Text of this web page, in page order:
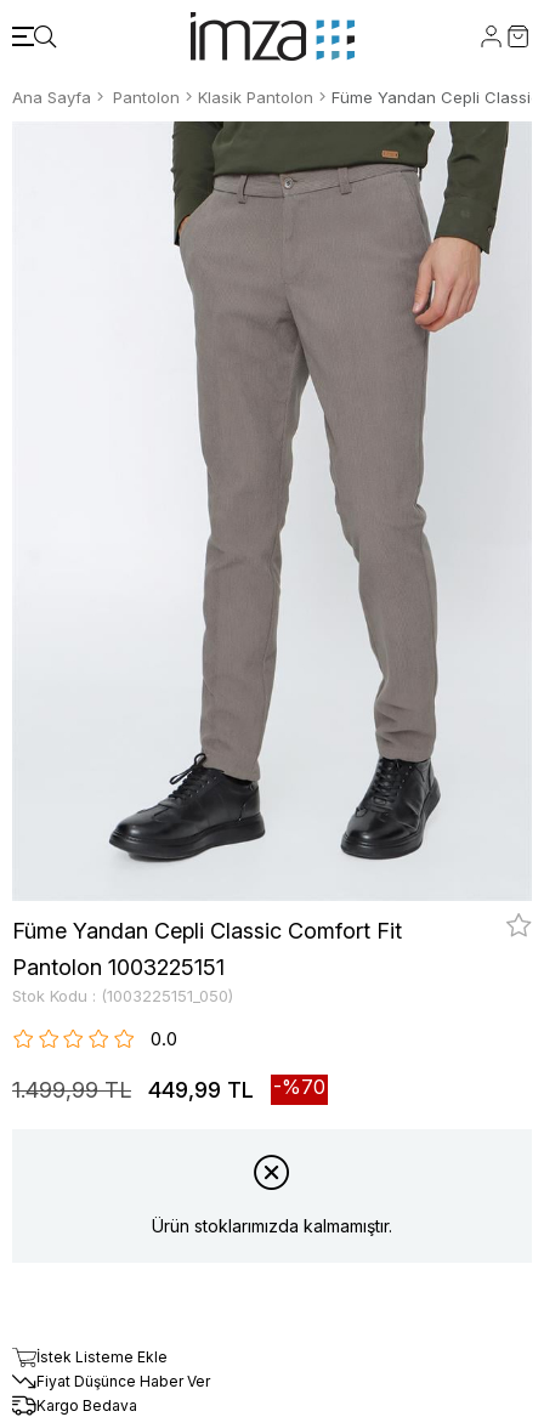
Ana Sayfa Pantolon Klasik Pantolon
Füme Yandan Cepli Classic Comfort Fit
Pantolon 1003225151
Stok Kodu (1003225151_050)
0.0
1.499,99 TL 449,99 TL 70
Ürün stoklarımızda kalmamıştır.
İstek Listeme Ekle
Fiyat Düşünce Haber Ver
Kargo Bedava